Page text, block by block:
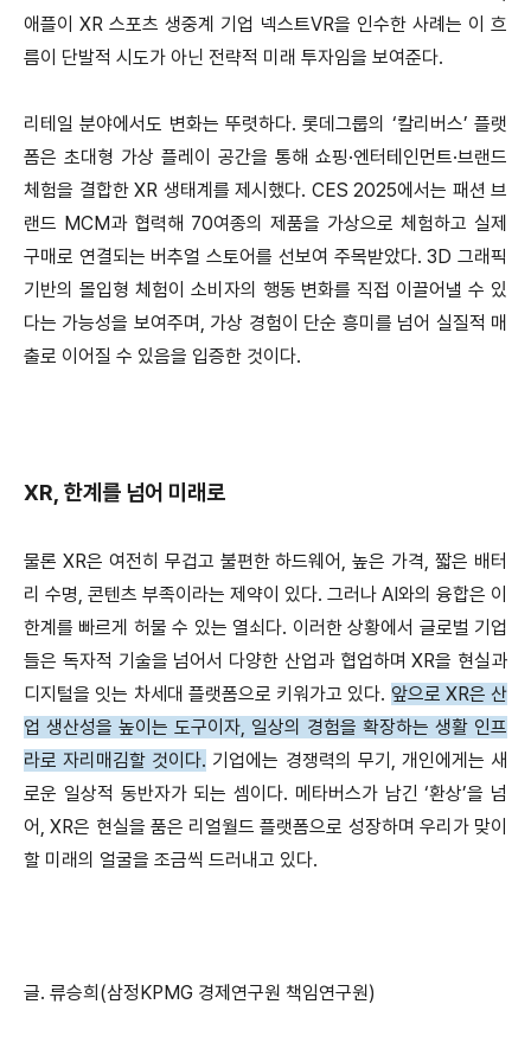
애플이 XR 스포츠 생중계 기업 넥스트VR을 인수한 사례는 이 흐
름이 단발적 시도가 아닌 전략적 미래 투자임을 보여준다.
리테일 분야에서도 변화는 뚜렷하다. 롯데그룹의 ‘칼리버스’ 플랫
폼은 초대형 가상 플레이 공간을 통해 쇼핑·엔터테인먼트·브랜드
체험을 결합한 XR 생태계를 제시했다. CES 2025에서는 패션 브
랜드 MCM과 협력해 70여종의 제품을 가상으로 체험하고 실제
구매로 연결되는 버추얼 스토어를 선보여 주목받았다. 3D 그래픽
기반의 몰입형 체험이 소비자의 행동 변화를 직접 이끌어낼 수 있
다는 가능성을 보여주며, 가상 경험이 단순 흥미를 넘어 실질적 매
출로 이어질 수 있음을 입증한 것이다.
XR, 한계를 넘어 미래로
물론 XR은 여전히 무겁고 불편한 하드웨어, 높은 가격, 짧은 배터
리 수명, 콘텐츠 부족이라는 제약이 있다. 그러나 AI와의 융합은 이
한계를 빠르게 허물 수 있는 열쇠다. 이러한 상황에서 글로벌 기업
들은 독자적 기술을 넘어서 다양한 산업과 협업하며 XR을 현실과
디지털을 잇는 차세대 플랫폼으로 키워가고 있다. 앞으로 XR은 산
업 생산성을 높이는 도구이자, 일상의 경험을 확장하는 생활 인프
라로 자리매김할 것이다. 기업에는 경쟁력의 무기, 개인에게는 새
로운 일상적 동반자가 되는 셈이다. 메타버스가 남긴 ‘환상’을 넘
어, XR은 현실을 품은 리얼월드 플랫폼으로 성장하며 우리가 맞이
할 미래의 얼굴을 조금씩 드러내고 있다.
글. 류승희(삼정KPMG 경제연구원 책임연구원)